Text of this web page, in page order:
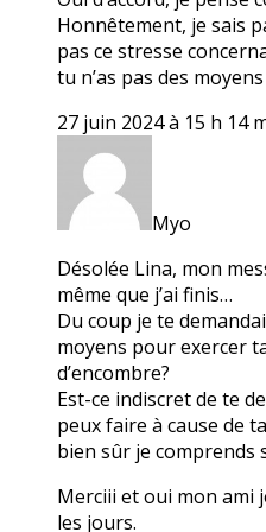
Honnêtement, je sais
pas ce stresse
tu n’as pas des
27 juin 2024 à 15 h 14
Myo
Désolée Lina, mon
même que j’ai finis…
Du coup je te
moyens pour exercer
d’encombre?
Est-ce indiscret de te
peux faire à cause de
bien sûr je comprends
Merciii et oui mon ami
les jours.